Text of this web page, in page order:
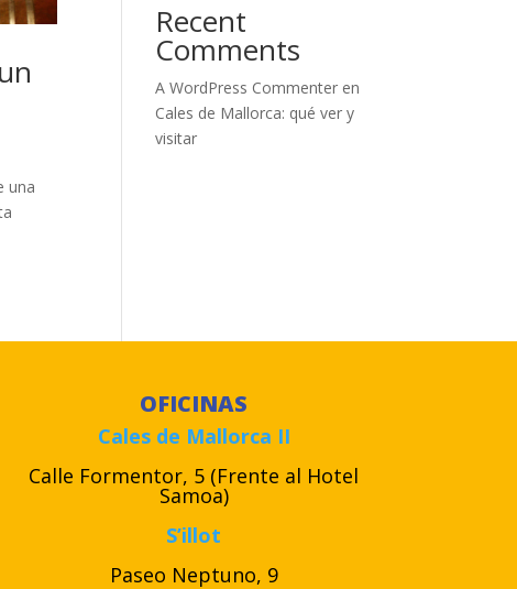
una
Recent
Comments
A WordPress Commenter en
Cales de Mallorca: qué ver y
visitar
OFICINAS
Cales de Mallorca II
Calle Formentor, 5 (Frente al Hotel
Samoa)
S’illot
Paseo Neptuno, 9